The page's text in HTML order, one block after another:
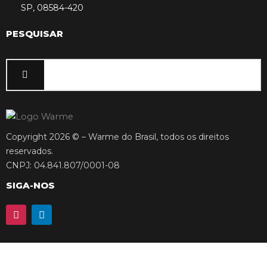
SP, 08584-420
PESQUISAR
Copyright 2026 © – Warme do Brasil, todos os direitos
reservados.
CNPJ: 04.841.807/0001-08
SIGA-NOS
I
n
L
i